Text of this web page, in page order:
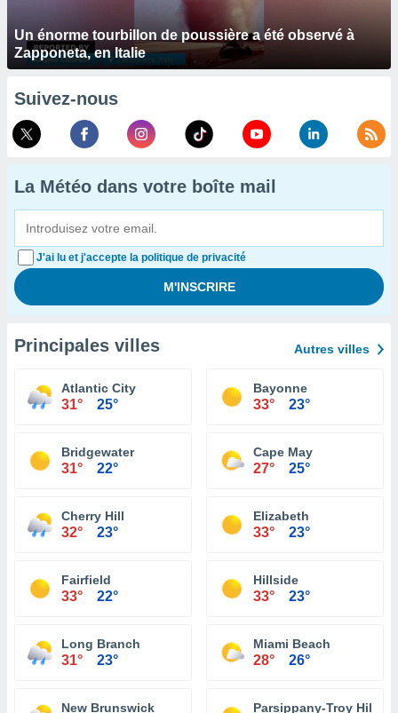
Un énorme tourbillon de poussière a été observé à
Zapponeta, en Italie
Suivez-nous
La Météo dans votre boîte mail
J'ai lu et j'accepte la politique de privacité
Principales villes Autres villes
Atlantic City
31° 25°
Bayonne
33° 23°
Bridgewater
31° 22°
Cape May
27° 25°
Cherry Hill
32° 23°
Elizabeth
33° 23°
Fairfield
33° 22°
Hillside
33° 23°
Long Branch
31° 23°
Miami Beach
28° 26°
New Brunswick Parsippany-Troy Hills